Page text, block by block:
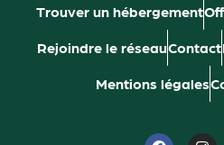
Trouver un hébergement
Rejoindre le réseauContact
Mentions légales